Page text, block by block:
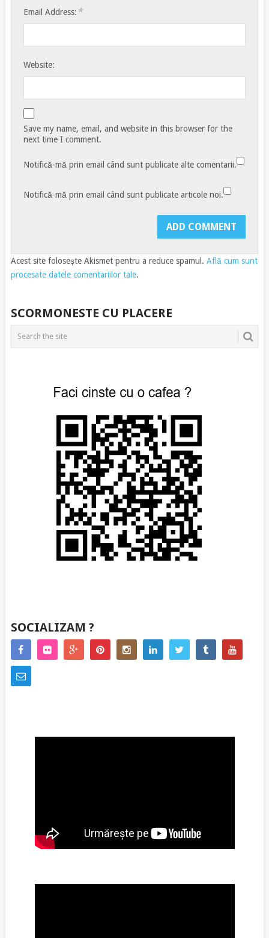
Email Address: *
Website:
Save my name, email, and website in this browser for the
next time I comment.
Notifică-mă prin email când sunt publicate alte comentarii.
Notifică-mă prin email când sunt publicate articole noi.
Acest site folosește Akismet pentru a reduce spamul. Află cum sunt
procesate datele comentariilor tale.
SCORMONESTE CU PLACERE
SOCIALIZAM ?